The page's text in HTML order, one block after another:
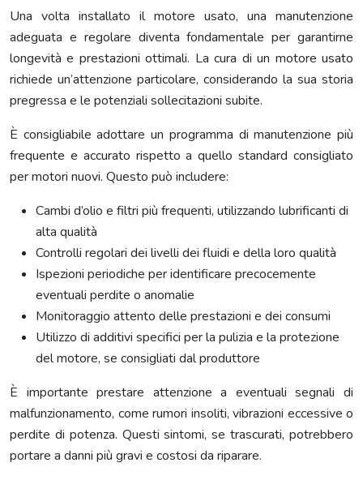
Una volta installato il motore usato, una manutenzione
adeguata e regolare diventa fondamentale per garantirne
longevità e prestazioni ottimali. La cura di un motore usato
richiede un’attenzione particolare, considerando la sua storia
pregressa e le potenziali sollecitazioni subite.
È consigliabile adottare un programma di manutenzione più
frequente e accurato rispetto a quello standard consigliato
per motori nuovi. Questo può includere:
Cambi d’olio e filtri più frequenti, utilizzando lubrificanti di
alta qualità
Controlli regolari dei livelli dei fluidi e della loro qualità
Ispezioni periodiche per identificare precocemente
eventuali perdite o anomalie
Monitoraggio attento delle prestazioni e dei consumi
Utilizzo di additivi specifici per la pulizia e la protezione
del motore, se consigliati dal produttore
È importante prestare attenzione a eventuali segnali di
malfunzionamento, come rumori insoliti, vibrazioni eccessive o
perdite di potenza. Questi sintomi, se trascurati, potrebbero
portare a danni più gravi e costosi da riparare.